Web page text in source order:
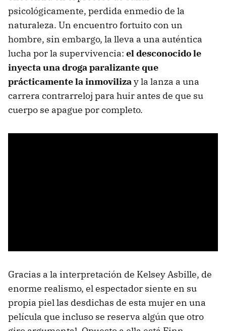
psicológicamente, perdida enmedio de la
naturaleza. Un encuentro fortuito con un
hombre, sin embargo, la lleva a una auténtica
lucha por la supervivencia: el desconocido le
inyecta una droga paralizante que
prácticamente la inmovilizay la lanza a una
carrera contrarreloj para huir antes de que su
cuerpo se apague por completo.
Gracias a la interpretación de Kelsey Asbille, de
enorme realismo, el espectador siente en su
propia piel las desdichas de esta mujer en una
película que incluso se reserva algún que otro